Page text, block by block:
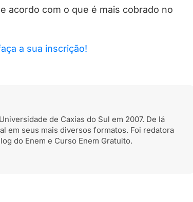
acordo com o que é mais cobrado no
a sua inscrição!
de Caxias do Sul em 2007. De lá
em seus mais diversos formatos. Foi redatora
do Enem e Curso Enem Gratuito.